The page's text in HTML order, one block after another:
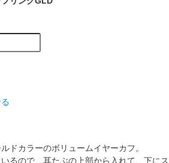
ドカラーのボリュームイヤーカフ。
るので、耳たぶの上部から入れて、下にス